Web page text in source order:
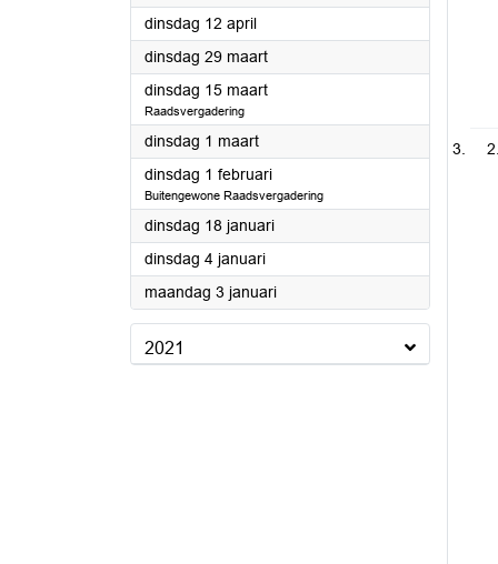
dinsdag 12 april2022
dinsdag 29 maart2022
dinsdag 15 maart2022
Raadsvergadering
dinsdag 1 maart2022
dinsdag 1 februari2022
Buitengewone Raadsvergadering
dinsdag 18 januari2022
dinsdag 4 januari2022
maandag 3 januari2022
2021